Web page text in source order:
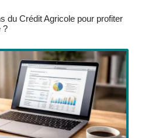
du Crédit Agricole pour profiter
?